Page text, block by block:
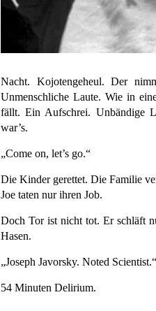
Nacht. Kojotengeheul. Der
Unmenschliche Laute. Wie in
fällt. Ein Aufschrei. Unbändige
war’s.
„Come on, let’s go.“
Die Kinder gerettet. Die Familie
Joe taten nur ihren Job.
Doch Tor ist nicht tot. Er schläft
Hasen.
„Joseph Javorsky. Noted Scientist.“
54 Minuten Delirium.